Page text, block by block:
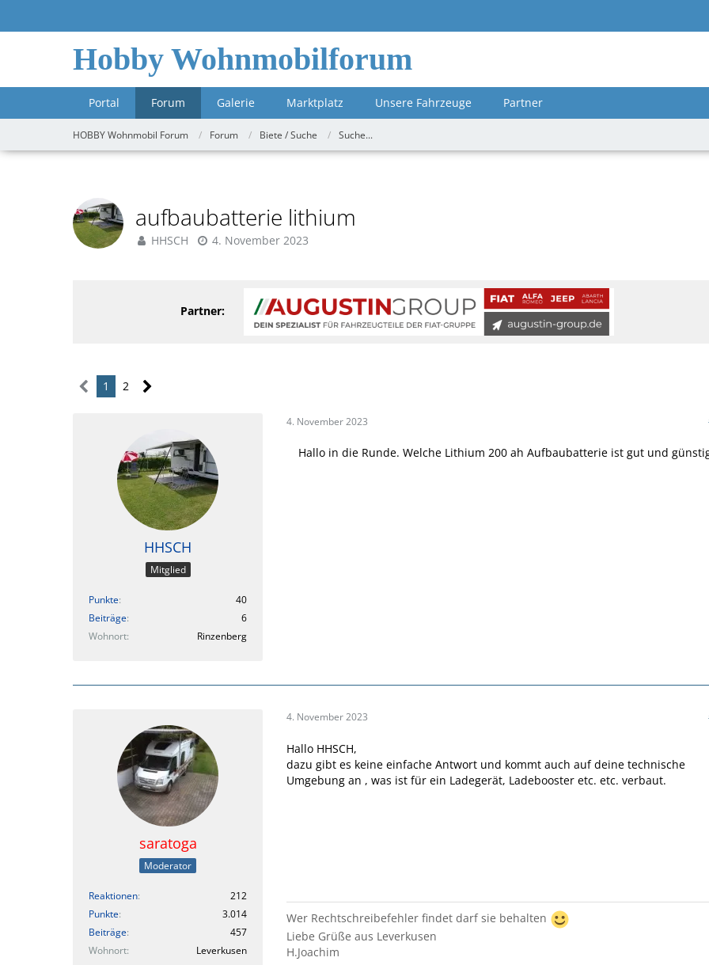
Hobby Wohnmobilforum
Portal Forum Galerie Marktplatz Unsere Fahrzeuge Partner
HOBBY Wohnmobil Forum Forum Biete / Suche Suche...
aufbaubatterie lithium
HHSCH 4. November 2023
Partner:
1 2
HHSCH
Mitglied
Punkte
40
Beiträge
6
Wohnort
Rinzenberg
4. November 2023
Hallo in die Runde. Welche Lithium 200 ah Aufbaubatterie ist gut und
saratoga
Moderator
Reaktionen
212
Punkte
3.014
Beiträge
457
Wohnort
Leverkusen
4. November 2023
Hallo HHSCH,
dazu gibt es keine einfache Antwort und kommt auch auf deine technische
Umgebung an , was ist für ein Ladegerät, Ladebooster etc. etc. verbaut.
Wer Rechtschreibefehler findet darf sie behalten
Liebe Grüße aus Leverkusen
H.Joachim